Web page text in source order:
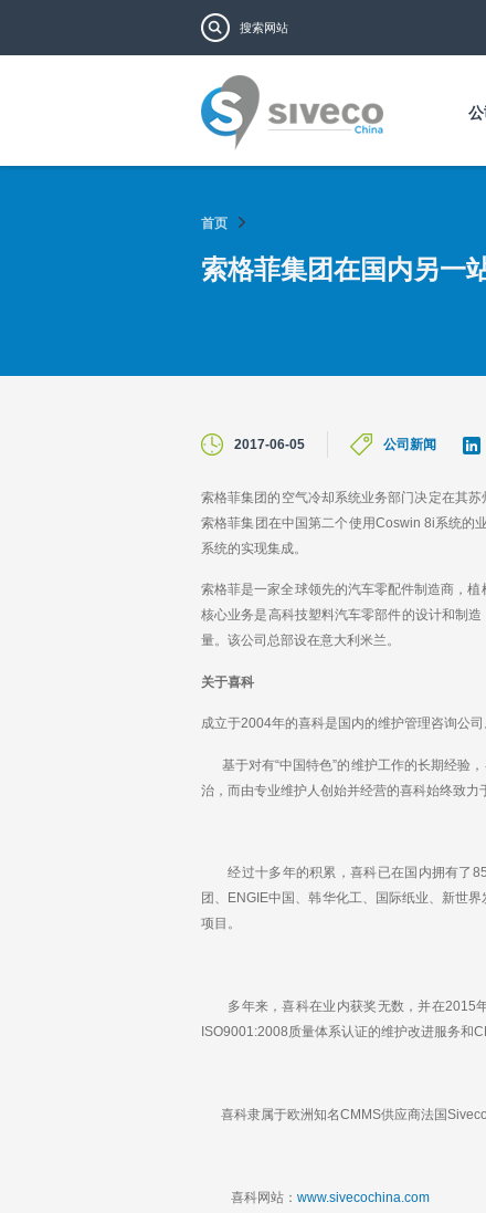
搜索表单
首页
索格菲集团在国内另一
2017-06-05 公司新闻
索格菲集团的空气冷却系统业务部门决定在其
索格菲集团在中国第二个使用Coswin 8i系统的
系统的实现集成。
索格菲是一家全球领先的汽车零配件制造商，
核心业务是高科技塑料汽车零部件的设计和制
量。该公司总部设在意大利米兰。
关于喜科
成立于2004年的喜科是国内的维护管理咨询公
基于对有“中国特色”的维护工作的长期经验
治，而由专业维护人创始并经营的喜科始终致力
经过十多年的积累，喜科已在国内拥有了
团、ENGIE中国、韩华化工、国际纸业、新世
项目。
多年来，喜科在业内获奖无数，并在2015年
ISO9001:2008质量体系认证的维护改进服务和
喜科隶属于欧洲知名CMMS供应商法国Siveco
喜科网站： www.sivecochina.com
e